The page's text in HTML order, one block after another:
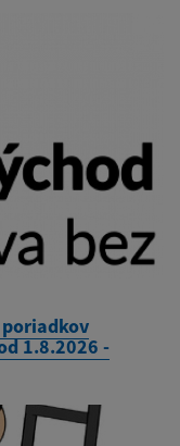
poriadkov
1.8.2026 -